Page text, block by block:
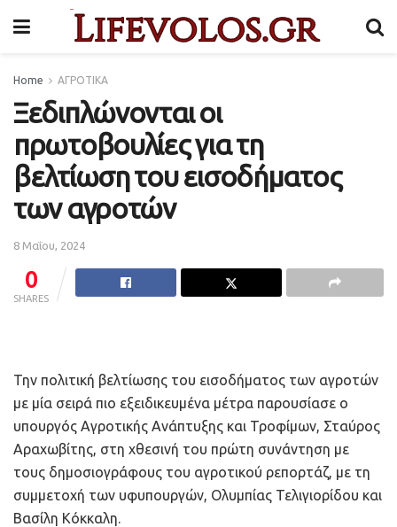
Home ΑΓΡΟΤΙΚΑ
Ξεδιπλώνονται οι
πρωτοβουλίες για τη
βελτίωση του εισοδήματος
των αγροτών
8 Μαΐου, 2024
0
SHARES
Την πολιτική βελτίωσης του εισοδήματος των αγροτών
με μία σειρά πιο εξειδικευμένα μέτρα παρουσίασε ο
υπουργός Αγροτικής Ανάπτυξης και Τροφίμων, Σταύρος
Αραχωβίτης, στη χθεσινή του πρώτη συνάντηση με
τους δημοσιογράφους του αγροτικού ρεπορτάζ, με τη
συμμετοχή των υφυπουργών, Ολυμπίας Τελιγιορίδου και
Βασίλη Κόκκαλη.